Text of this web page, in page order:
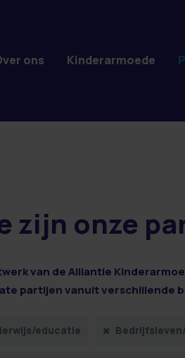
zijn onze
van de Alliantie
partijen vanuit verschillende
educatie
ons Kinderarmoede